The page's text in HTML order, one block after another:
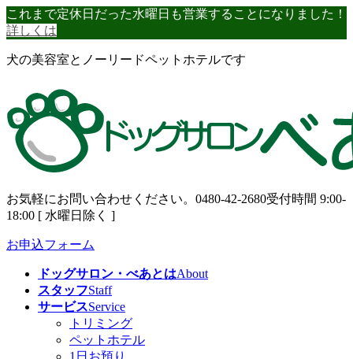
コ
ン
ン
ス
キ
ッ
ナ
ビ
ー
ン
に
移
これまで定休日だった水曜日も営業することになりました！
詳しくは
犬の美容室とノーリードペットホテルです
お気軽にお問い合わせください。 0480-42-2680受付時間 9:00-
18:00 [ 水曜日除く ]
お申込フォーム
ドッグサロン・べあとはAbout
スタッフStaff
サービスService
トリミング
ペットホテル
1日お預り